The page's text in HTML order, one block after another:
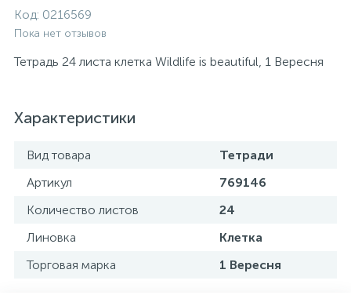
Код: 0216569
Пока нет отзывов
Тетрадь 24 листа клетка Wildlife is beautiful, 1 Вересня
Характеристики
Вид товара
Тетради
Артикул
769146
Количество листов
24
Линовка
Клетка
Торговая марка
1 Вересня